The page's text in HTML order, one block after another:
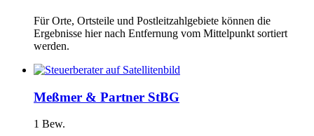
Für Orte, Ortsteile und Postleitzahlgebiete können die
Ergebnisse hier nach Entfernung vom Mittelpunkt sortiert
werden.
Meßmer & Partner StBG
1 Bew.